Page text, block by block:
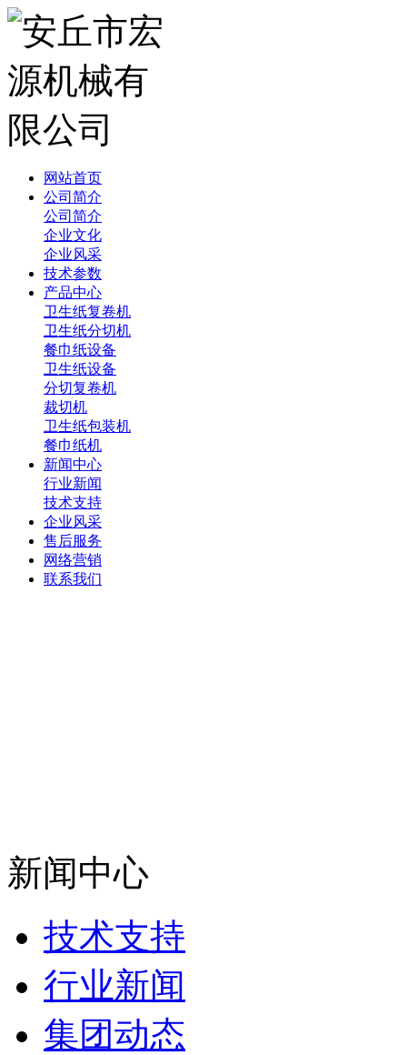
网站首页
公司简介
公司简介
企业文化
企业风采
技术参数
产品中心
卫生纸复卷机
卫生纸分切机
餐巾纸设备
卫生纸设备
分切复卷机
裁切机
卫生纸包装机
餐巾纸机
新闻中心
行业新闻
技术支持
企业风采
售后服务
网络营销
联系我们
新闻中心
技术支持
行业新闻
集团动态